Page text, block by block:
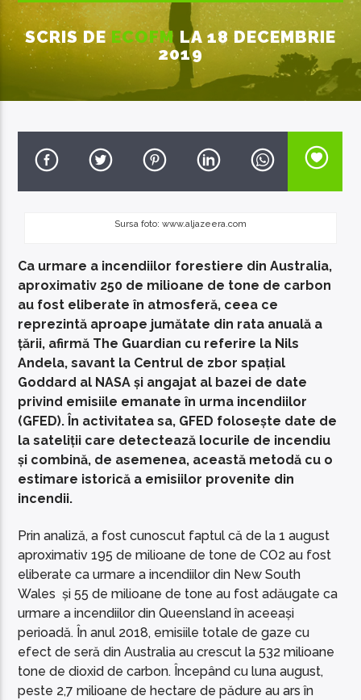
SCRIS DE ECOFM LA 18 DECEMBRIE
2019
Sursa foto: www.aljazeera.com
Ca urmare a incendiilor forestiere din Australia,
aproximativ 250 de milioane de tone de carbon
au fost eliberate în atmosferă, ceea ce
reprezintă aproape jumătate din rata anuală a
țării, afirmă The Guardian cu referire la Nils
Andela, savant la Centrul de zbor spațial
Goddard al NASA și angajat al bazei de date
privind emisiile emanate în urma incendiilor
(GFED). În activitatea sa, GFED folosește date de
la sateliții care detectează locurile de incendiu
și combină, de asemenea, această metodă cu o
estimare istorică a emisiilor provenite din
incendii.
Prin analiză, a fost cunoscut faptul că de la 1 august
aproximativ 195 de milioane de tone de CO2 au fost
eliberate ca urmare a incendiilor din New South
Wales și 55 de milioane de tone au fost adăugate ca
urmare a incendiilor din Queensland în aceeași
perioadă. În anul 2018, emisiile totale de gaze cu
efect de seră din Australia au crescut la 532 milioane
tone de dioxid de carbon. Începând cu luna august,
peste 2,7 milioane de hectare de pădure au ars în